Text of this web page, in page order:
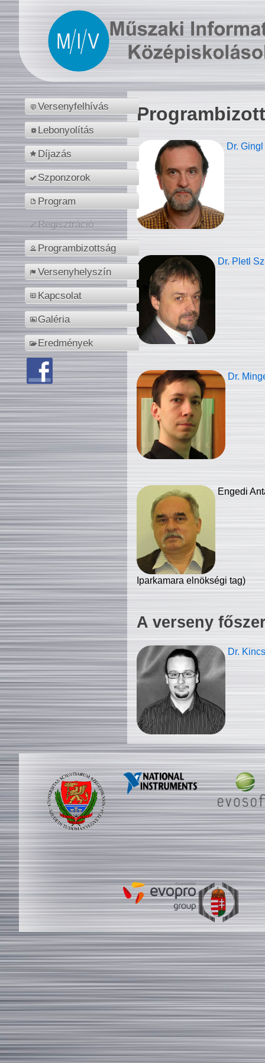
Versenyfelhívás
Lebonyolítás
Díjazás
Szponzorok
Program
Regisztráció
Programbizottság
Versenyhelyszín
Kapcsolat
Galéria
Eredmények
Dr.
Dr. Pletl
Dr.
Engedi
Iparkamara elnökségi tag)
A verseny
Dr.